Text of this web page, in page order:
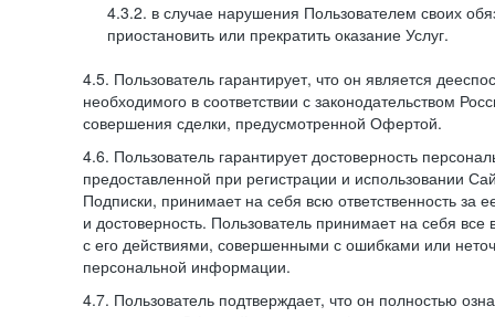
4.3.2. в случае нарушения Пользователем своих
приостановить или прекратить оказание Услуг.
4.5. Пользователь гарантирует, что он является
необходимого в соответствии с законодательством
совершения сделки, предусмотренной Офертой.
4.6. Пользователь гарантирует достоверность
предоставленной при регистрации и использовании
Подписки, принимает на себя всю ответственность за
и достоверность. Пользователь принимает на себя
с его действиями, совершенными с ошибками или
персональной информации.
4.7. Пользователь подтверждает, что он полностью